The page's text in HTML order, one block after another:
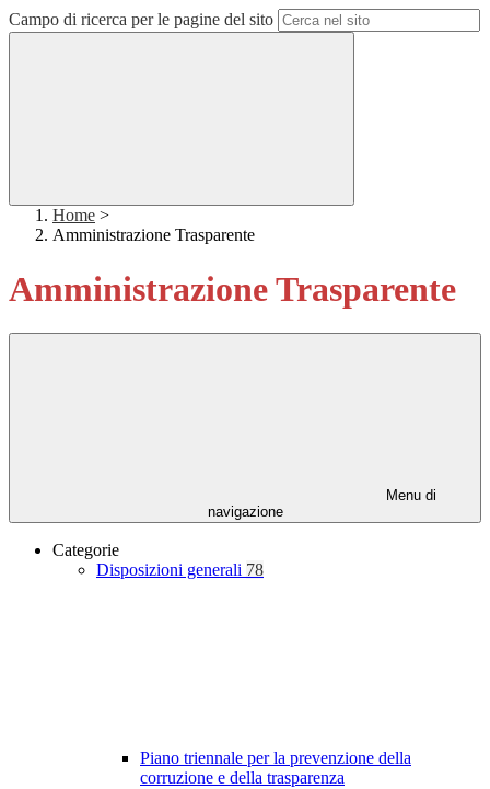
Campo di ricerca per le pagine del sito
Home >
Amministrazione Trasparente
Amministrazione Trasparente
Menu di
navigazione
Categorie
Disposizioni generali 78
Piano triennale per la prevenzione della
corruzione e della trasparenza